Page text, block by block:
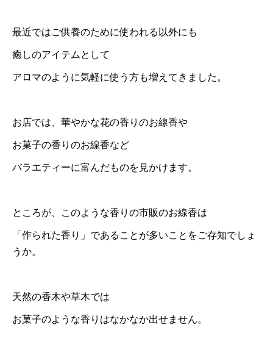
最近ではご供養のために使われる以外にも
癒しのアイテムとして
アロマのように気軽に使う方も増えてきました。
お店では、華やかな花の香りのお線香や
お菓子の香りのお線香など
バラエティーに富んだものを見かけます。
ところが、このような香りの市販のお線香は
「作られた香り」であることが多いことをご存知でしょ
うか。
天然の香木や草木では
お菓子のような香りはなかなか出せません。